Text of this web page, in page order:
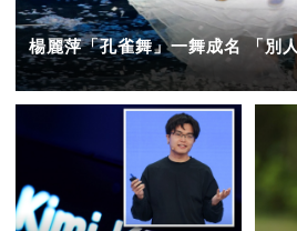
楊麗萍「孔雀舞」一舞成名 「別